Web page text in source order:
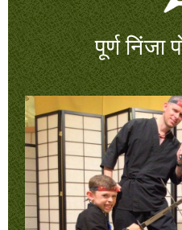
पूर्ण निंजा